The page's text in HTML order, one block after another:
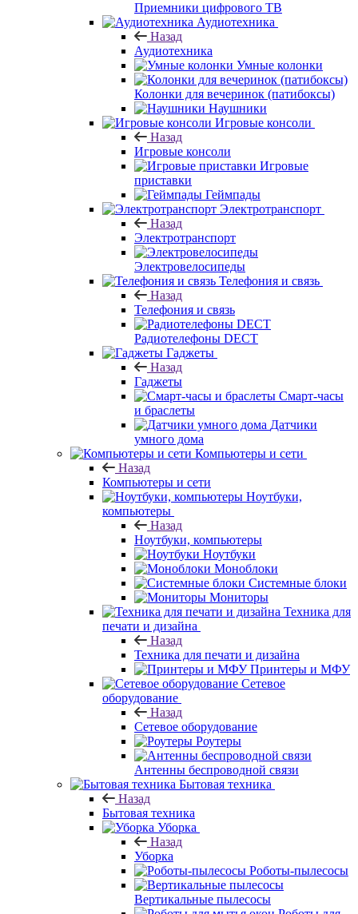
Приемники цифрового ТВ
Аудиотехника
Назад
Аудиотехника
Умные колонки
Колонки для вечеринок (патибоксы)
Наушники
Игровые консоли
Назад
Игровые консоли
Игровые
приставки
Геймпады
Электротранспорт
Назад
Электротранспорт
Электровелосипеды
Телефония и связь
Назад
Телефония и связь
Радиотелефоны DECT
Гаджеты
Назад
Гаджеты
Смарт-часы
и браслеты
Датчики
умного дома
Компьютеры и сети
Назад
Компьютеры и сети
Ноутбуки,
компьютеры
Назад
Ноутбуки, компьютеры
Ноутбуки
Моноблоки
Системные блоки
Мониторы
Техника для
печати и дизайна
Назад
Техника для печати и дизайна
Принтеры и МФУ
Сетевое
оборудование
Назад
Сетевое оборудование
Роутеры
Антенны беспроводной связи
Бытовая техника
Назад
Бытовая техника
Уборка
Назад
Уборка
Роботы-пылесосы
Вертикальные пылесосы